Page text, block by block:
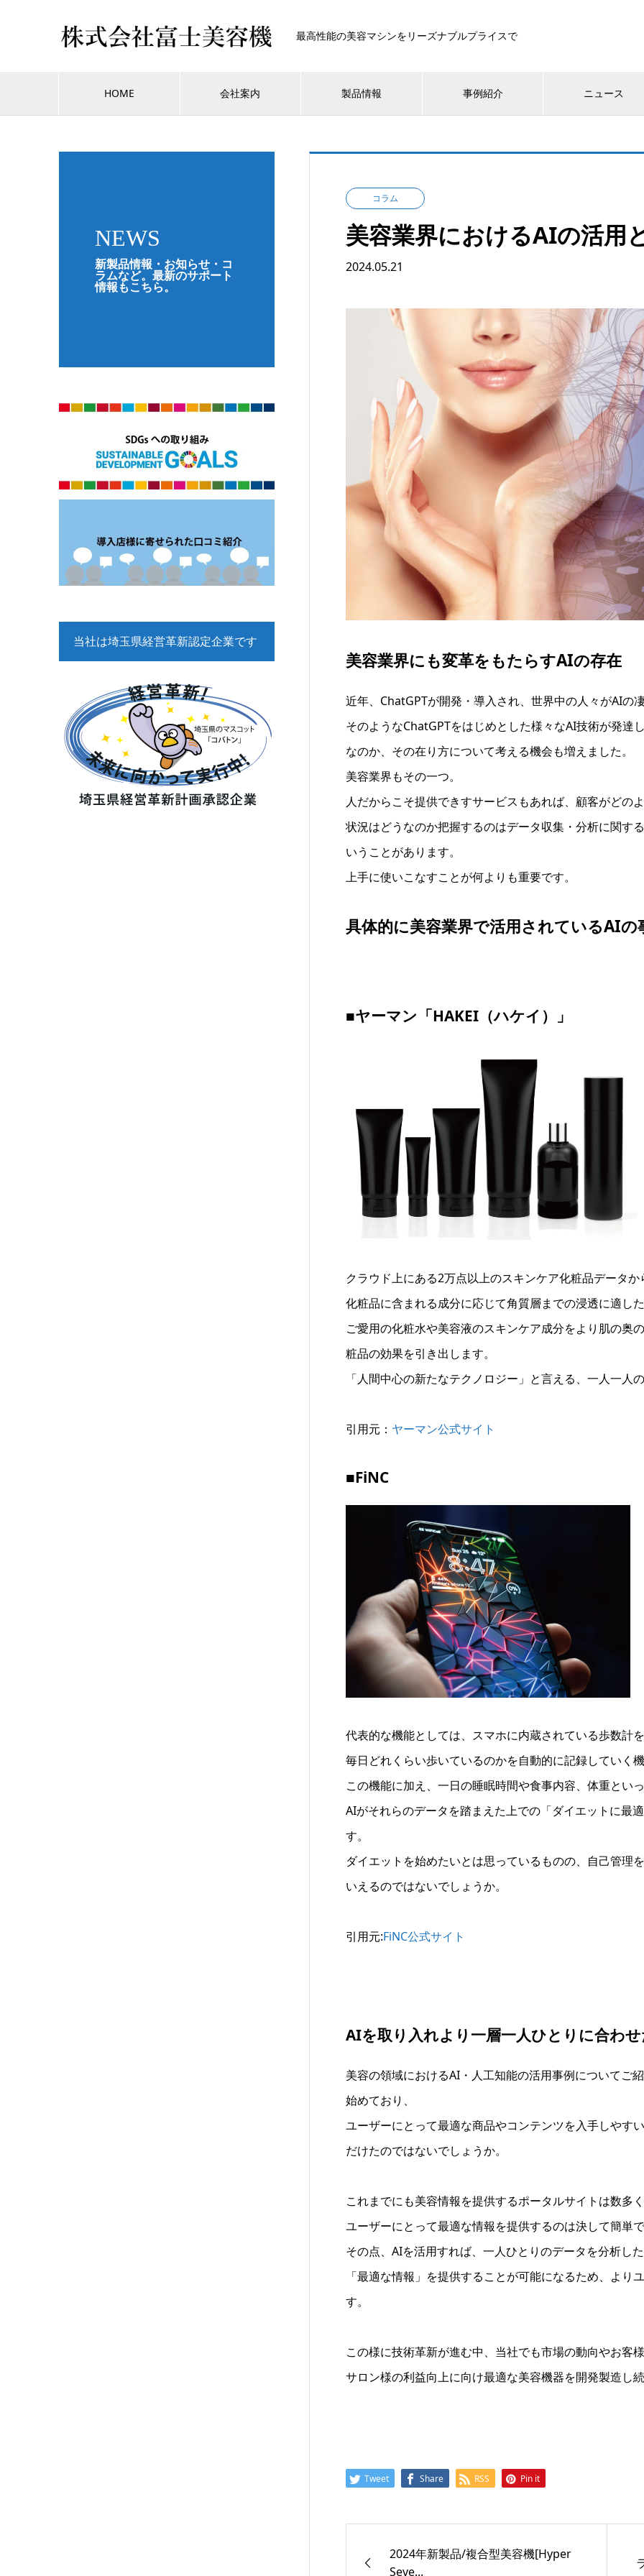
最高性能の美容マシンをリーズナブルプライスで
HOME 会社案内 製品情報 事例紹介 ニュース
NEWS
新製品情報・お知らせ・コ
ラムなど。最新のサポート
情報もこちら。
コラム
美容業界におけるAIの活用
2024.05.21
美容業界にも変革をもたらすAIの存在
近年、ChatGPTが開発・導入され、世界中の人々がAIの
そのようなChatGPTをはじめとした様々なAI技術が発達
なのか、その在り方について考える機会も増えました。
美容業界もその一つ。
人だからこそ提供できすサービスもあれば、顧客がどの
状況はどうなのか把握するのはデータ収集・分析に関す
いうことがあります。
上手に使いこなすことが何よりも重要です。
具体的に美容業界で活用されているAIの
■ヤーマン「HAKEI（ハケイ）」
クラウド上にある2万点以上のスキンケア化粧品データか
化粧品に含まれる成分に応じて角質層までの浸透に適し
ご愛用の化粧水や美容液のスキンケア成分をより肌の奥
粧品の効果を引き出します。
「人間中心の新たなテクノロジー」と言える、一人一人
引用元： ヤーマン公式サイト
■FiNC
代表的な機能としては、スマホに内蔵されている歩数計
毎日どれくらい歩いているのかを自動的に記録していく
この機能に加え、一日の睡眠時間や食事内容、体重とい
AIがそれらのデータを踏まえた上での「ダイエットに最
す。
ダイエットを始めたいとは思っているものの、自己管理
いえるのではないでしょうか。
引用元:FiNC公式サイト
AIを取り入れより一層一人ひとりに合わ
美容の領域におけるAI・人工知能の活用事例についてご
始めており、
ユーザーにとって最適な商品やコンテンツを入手しやす
だけたのではないでしょうか。
これまでにも美容情報を提供するポータルサイトは数多
ユーザーにとって最適な情報を提供するのは決して簡単
その点、AIを活用すれば、一人ひとりのデータを分析し
「最適な情報」を提供することが可能になるため、よ
す。
この様に技術革新が進む中、当社でも市場の動向やお客
サロン様の利益向上に向け最適な美容機器を開発製造し
Tweet Share RSS Pin it
2024年新製品/複合型美容機[Hyper
Seve...
当社は埼玉県経営革新認定企業です